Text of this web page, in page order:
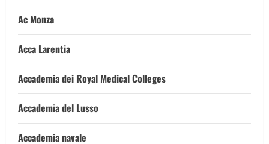
Ac Monza
Acca Larentia
Accademia dei Royal Medical Colleges
Accademia del Lusso
Accademia navale